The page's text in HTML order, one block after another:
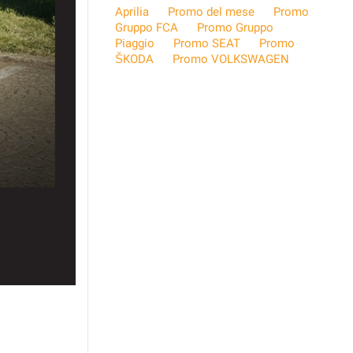
Aprilia
Promo del mese
Promo
Gruppo FCA
Promo Gruppo
Piaggio
Promo SEAT
Promo
ŠKODA
Promo VOLKSWAGEN